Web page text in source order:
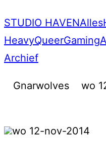
STUDIO HAVENAlles
HeavyQueerGaming
Archief
Gnarwolves wo
wo 12-nov-2014